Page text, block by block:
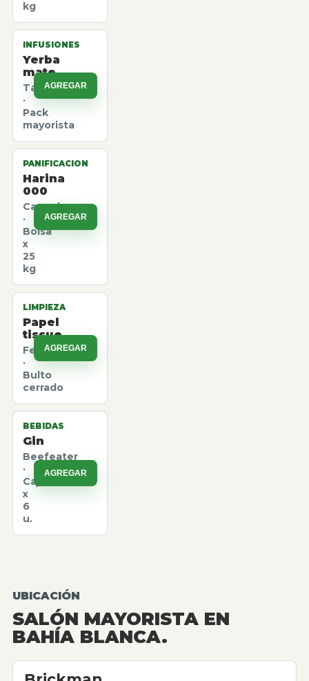
kg
INFUSIONES
Yerba
mate
Taragui
·
Pack
mayorista
AGREGAR
PANIFICACION
Harina
000
Canuelas
·
Bolsa
x
25
kg
AGREGAR
LIMPIEZA
Papel
tissue
Felpita
·
Bulto
cerrado
AGREGAR
BEBIDAS
Gin
Beefeater
·
Caja
x
6
u.
AGREGAR
UBICACIÓN
SALÓN MAYORISTA EN
BAHÍA BLANCA.